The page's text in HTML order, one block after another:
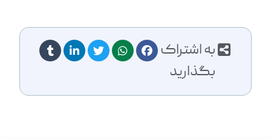
به اشتراک
بگذارید